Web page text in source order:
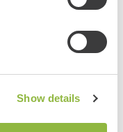
Show details